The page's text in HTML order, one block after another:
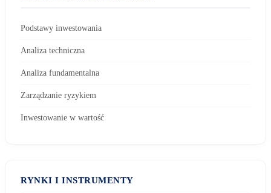
Podstawy inwestowania
Analiza techniczna
Analiza fundamentalna
Zarządzanie ryzykiem
Inwestowanie w wartość
RYNKI I INSTRUMENTY